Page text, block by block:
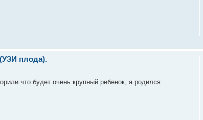
плода).
что будет очень крупный ребенок, а родился